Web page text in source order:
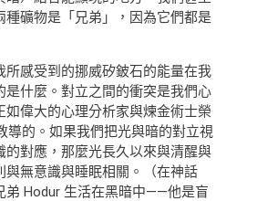
種礦物是「兄弟」，因為它們都是
所感受到的挪威矽鈹石的能量在我
是什麼。對立之間的衝突是我們心
如偉大的心理分析家與煉金術士榮
導的。如果我們把光與暗的對立視
的對應，那麼光長久以來與清醒與
與無意識與睡眠相關。（在神話
弟 Hodur 生活在黑暗中——他是盲